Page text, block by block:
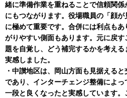
緒に準備作業を重ねることで信頼関
にもつながります。役場職員の「顔
に極めて重要です。合併には利点も
がりやすい側面もあります。元に戻
題を自覚し、どう補完するかを考え
実感しました。
・中讃地区は、岡山方面も見据える
であり、インターチェンジ整備によ
一段と良くなったと実感しています